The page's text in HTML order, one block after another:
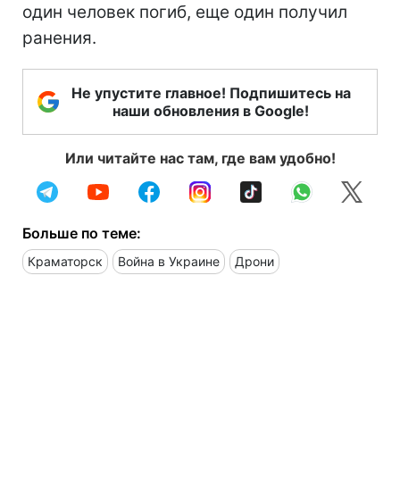
один человек погиб, еще один получил
ранения.
Не упустите главное! Подпишитесь на
наши обновления в Google!
Или читайте нас там, где вам удобно!
Больше по теме:
Краматорск Война в Украине Дрони